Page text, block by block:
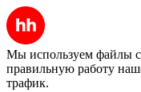
Мы используем файлы
правильную работу
трафик.